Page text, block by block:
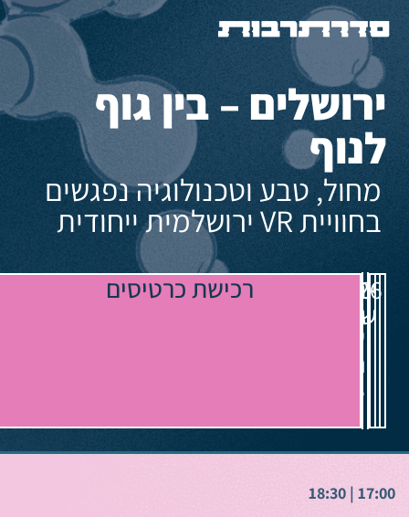
ירושלים – בין גוף
לנוף
מחול, טבע וטכנולוגיה נפגשים
בחוויית VR ירושלמית ייחודית
18.08.26
יום
שלישי
17:00
מרכז
מחול
שלם:
הפרסה
3
רכישת כרטיסים
17:00 | 18:30